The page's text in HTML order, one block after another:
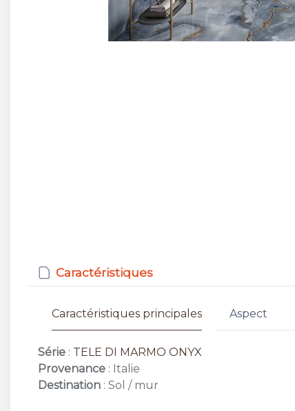
Caractéristiques
Caractéristiques principales Aspect
Série : TELE DI MARMO ONYX
Provenance : Italie
Destination : Sol / mur